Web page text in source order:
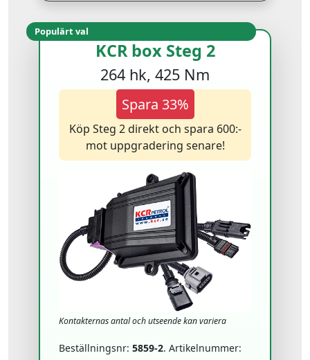
Populärt val
KCR box Steg 2
264 hk, 425 Nm
Spara 33%
Köp Steg 2 direkt och spara 600:-
mot uppgradering senare!
Kontakternas antal och utseende kan variera
Beställningsnr: 5859-2. Artikelnummer: